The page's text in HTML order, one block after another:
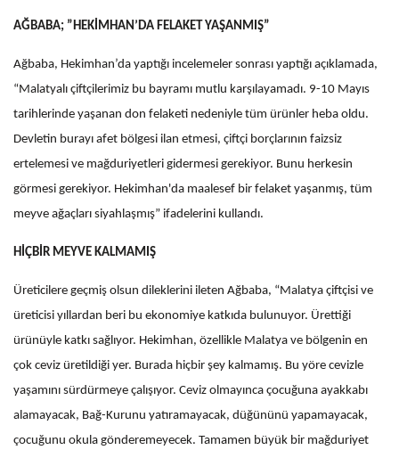
AĞBABA; ”HEKİMHAN’DA FELAKET YAŞANMIŞ”
Ağbaba, Hekimhan’da yaptığı incelemeler sonrası yaptığı açıklamada,
“Malatyalı çiftçilerimiz bu bayramı mutlu karşılayamadı. 9-10 Mayıs
tarihlerinde yaşanan don felaketi nedeniyle tüm ürünler heba oldu.
Devletin burayı afet bölgesi ilan etmesi, çiftçi borçlarının faizsiz
ertelemesi ve mağduriyetleri gidermesi gerekiyor. Bunu herkesin
görmesi gerekiyor. Hekimhan'da maalesef bir felaket yaşanmış, tüm
meyve ağaçları siyahlaşmış” ifadelerini kullandı.
HİÇBİR MEYVE KALMAMIŞ
Üreticilere geçmiş olsun dileklerini ileten Ağbaba, “Malatya çiftçisi ve
üreticisi yıllardan beri bu ekonomiye katkıda bulunuyor. Ürettiği
ürünüyle katkı sağlıyor. Hekimhan, özellikle Malatya ve bölgenin en
çok ceviz üretildiği yer. Burada hiçbir şey kalmamış. Bu yöre cevizle
yaşamını sürdürmeye çalışıyor. Ceviz olmayınca çocuğuna ayakkabı
alamayacak, Bağ-Kurunu yatıramayacak, düğününü yapamayacak,
çocuğunu okula gönderemeyecek. Tamamen büyük bir mağduriyet